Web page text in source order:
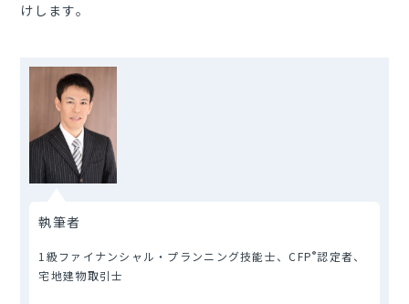
けします。
執筆者
1級ファイナンシャル・プランニング技能士、CFP®認定者、
宅地建物取引士